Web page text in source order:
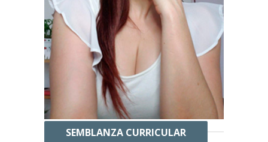
SEMBLANZA CURRICULAR